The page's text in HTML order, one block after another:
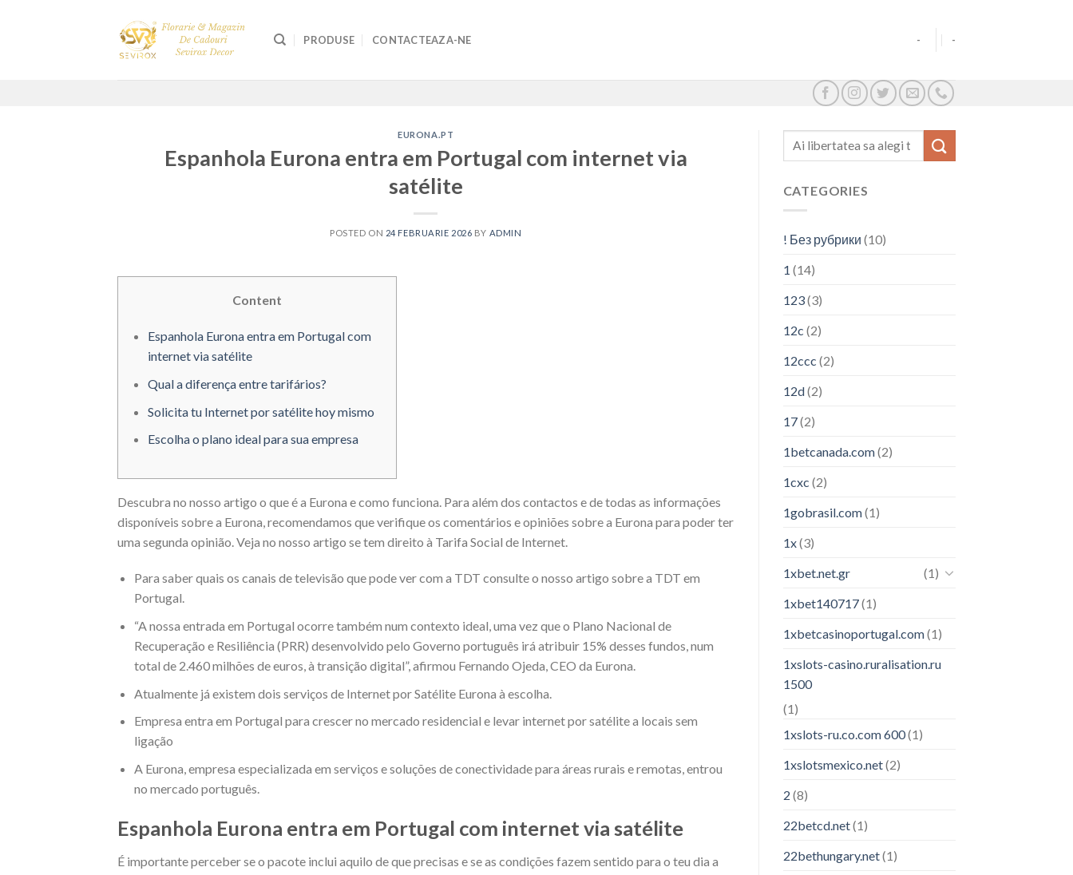
PRODUSE CONTACTEAZA-NE - -
EURONA.PT
Espanhola Eurona entra em Portugal com internet via
satélite
POSTED ON 24 FEBRUARIE 2026 BY ADMIN
Content
Espanhola Eurona entra em Portugal com
internet via satélite
Qual a diferença entre tarifários?
Solicita tu Internet por satélite hoy mismo
Escolha o plano ideal para sua empresa
Descubra no nosso artigo o que é a Eurona e como funciona. Para além dos contactos e de todas as informações
disponíveis sobre a Eurona, recomendamos que verifique os comentários e opiniões sobre a Eurona para poder ter
uma segunda opinião. Veja no nosso artigo se tem direito à Tarifa Social de Internet.
Para saber quais os canais de televisão que pode ver com a TDT consulte o nosso artigo sobre a TDT em
Portugal.
“A nossa entrada em Portugal ocorre também num contexto ideal, uma vez que o Plano Nacional de
Recuperação e Resiliência (PRR) desenvolvido pelo Governo português irá atribuir 15% desses fundos, num
total de 2.460 milhões de euros, à transição digital”, afirmou Fernando Ojeda, CEO da Eurona.
Atualmente já existem dois serviços de Internet por Satélite Eurona à escolha.
Empresa entra em Portugal para crescer no mercado residencial e levar internet por satélite a locais sem
ligação
A Eurona, empresa especializada em serviços e soluções de conectividade para áreas rurais e remotas, entrou
no mercado português.
Espanhola Eurona entra em Portugal com internet via satélite
É importante perceber se o pacote inclui aquilo de que precisas e se as condições fazem sentido para o teu dia a
CATEGORIES
! Без рубрики (10)
1 (14)
123(3)
12c (2)
12ccc (2)
12d(2)
17(2)
1betcanada.com(2)
1cxc (2)
1gobrasil.com(1)
1x(3)
1xbet.net.gr
(1)
1xbet140717(1)
1xbetcasinoportugal.com(1)
1xslots-casino.ruralisation.ru
1500
(1)
1xslots-ru.co.com 600(1)
1xslotsmexico.net(2)
2 (8)
22betcd.net(1)
22bethungary.net(1)